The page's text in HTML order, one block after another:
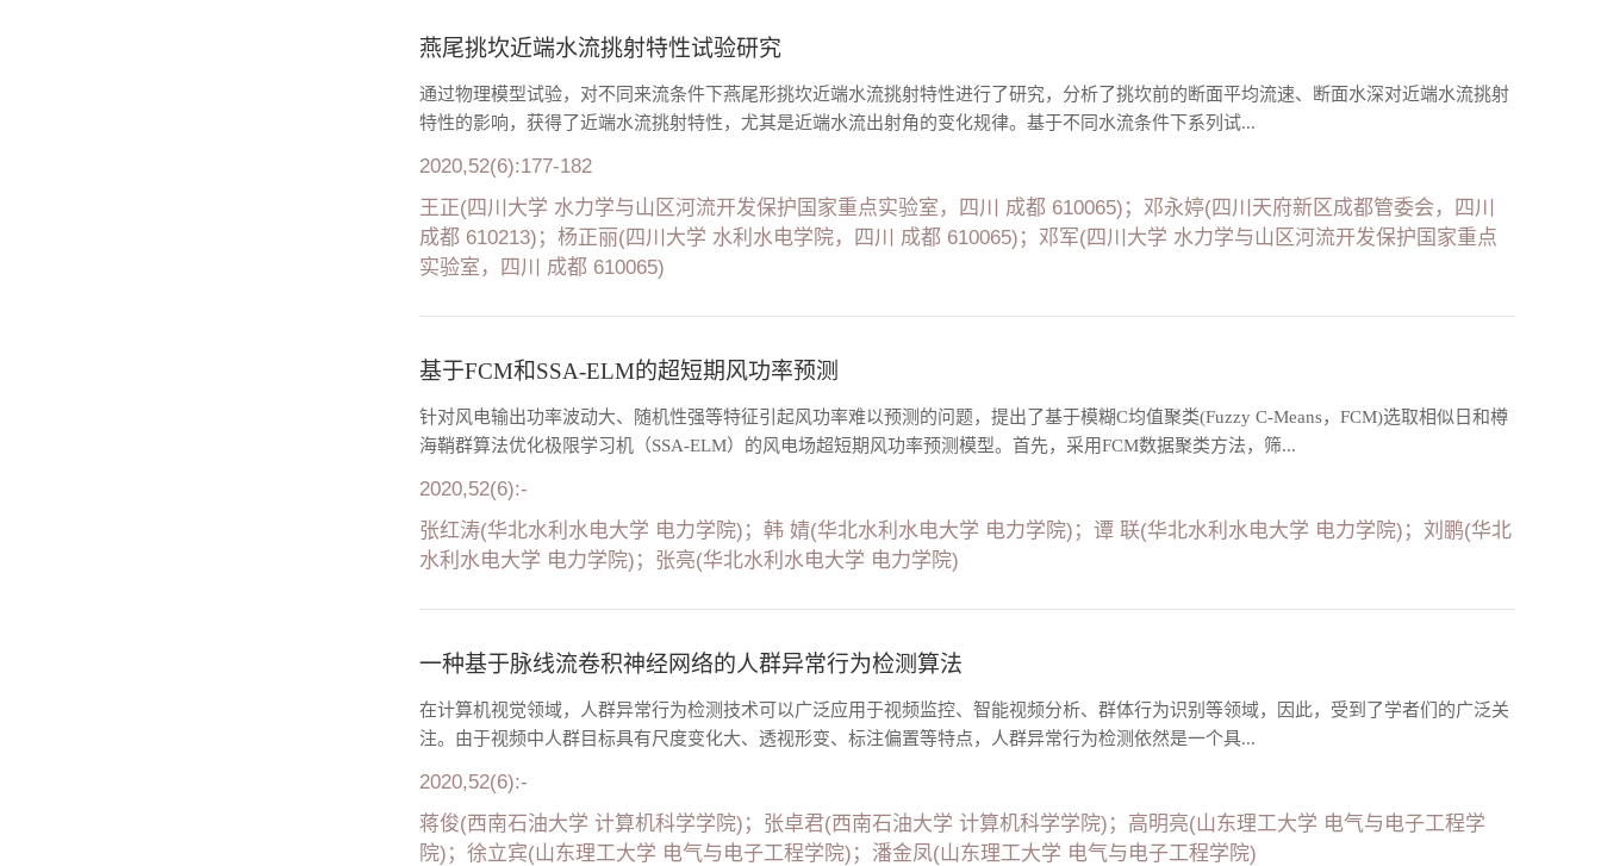
燕尾挑坎近端水流挑射特性试验研究
通过物理模型试验，对不同来流条件下燕尾形挑坎近端水流挑射特性进行了研究，分析了挑坎前的断面平均流速、断面水深对近端水流挑射
特性的影响，获得了近端水流挑射特性，尤其是近端水流出射角的变化规律。基于不同水流条件下系列试...
2020,52(6):177-182
王正(四川大学 水力学与山区河流开发保护国家重点实验室，四川 成都 610065)；邓永婷(四川天府新区成都管委会，四川
成都 610213)；杨正丽(四川大学 水利水电学院，四川 成都 610065)；邓军(四川大学 水力学与山区河流开发保护国家重点
实验室，四川 成都 610065)
基于FCM和SSA-ELM的超短期风功率预测
针对风电输出功率波动大、随机性强等特征引起风功率难以预测的问题，提出了基于模糊C均值聚类(Fuzzy C-Means，FCM)选取相似日和樽
海鞘群算法优化极限学习机（SSA-ELM）的风电场超短期风功率预测模型。首先，采用FCM数据聚类方法，筛...
2020,52(6):-
张红涛(华北水利水电大学 电力学院)；韩 婧(华北水利水电大学 电力学院)；谭 联(华北水利水电大学 电力学院)；刘鹏(华北
水利水电大学 电力学院)；张亮(华北水利水电大学 电力学院)
一种基于脉线流卷积神经网络的人群异常行为检测算法
在计算机视觉领域，人群异常行为检测技术可以广泛应用于视频监控、智能视频分析、群体行为识别等领域，因此，受到了学者们的广泛关
注。由于视频中人群目标具有尺度变化大、透视形变、标注偏置等特点，人群异常行为检测依然是一个具...
2020,52(6):-
蒋俊(西南石油大学 计算机科学学院)；张卓君(西南石油大学 计算机科学学院)；高明亮(山东理工大学 电气与电子工程学
院)；徐立宾(山东理工大学 电气与电子工程学院)；潘金凤(山东理工大学 电气与电子工程学院)